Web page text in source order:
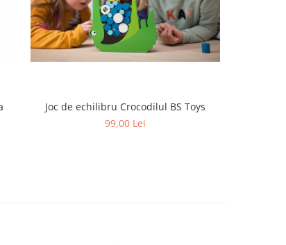
Joc de echilibru Crocodilul BS Toys
99,00 Lei